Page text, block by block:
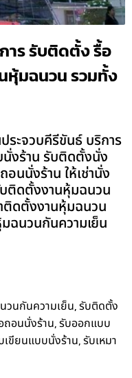
าร รับติดตั้ง รื้อ
หุ้มฉนวน รวมทั้ง
ะจวบคีรีขันธ์ บริการ
งร้าน รับติดตั้งนั่ง
นนั่งร้าน ให้เช่านั่ง
ติดตั้งงานหุ้มฉนวน
ดตั้งงานหุ้มฉนวน
ฉนวนกันความเย็น
วนกันความเย็น,รับติดตั้ง
ถอนนั่งร้าน,รับออกแบบ
เขียนแบบนั่งร้าน,รับเหมา